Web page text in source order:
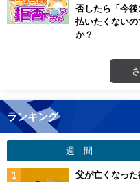
否したら「今
払いたくないの
か？
ランキング
週 間
父が亡くなっ